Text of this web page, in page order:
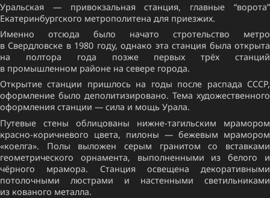
Уральская — привокзальная станция, главные “ворота”
Екатеринбургского метрополитена для приезжих.
Именно отсюда было начато стротельство метро
в Свердловске в 1980 году, однако эта станция была открыта
на полтора года позже первых трёх станций
в промышленном районе на севере города.
Открытие станции пришлось на годы после распада СССР,
оформление было деполитизировано. Тема художественного
оформления станции — сила и мощь Урала.
Путевые стены облицованы нижне-тагильским мрамором
красно-коричневого цвета, пилоны — бежевым мрамором
«коелга». Полы выложен серым гранитом со вставками
геометрического орнамента, выполненными из белого и
чёрного мрамора. Станция освещена декоративными
потолочными люстрами и настенными светильниками
из кованого металла.